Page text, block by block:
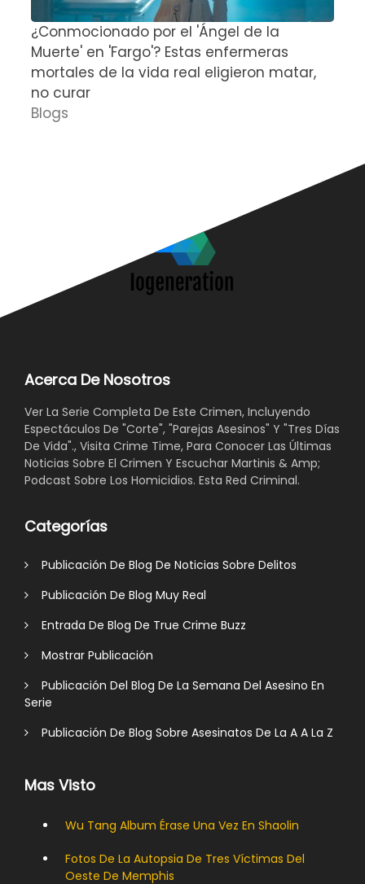
¿Conmocionado por el 'Ángel de la
Muerte' en 'Fargo'? Estas enfermeras
mortales de la vida real eligieron matar,
no curar
Blogs
Acerca De Nosotros
Ver La Serie Completa De Este Crimen, Incluyendo
Espectáculos De "Corte", "Parejas Asesinos" Y "Tres Días
De Vida"., Visita Crime Time, Para Conocer Las Últimas
Noticias Sobre El Crimen Y Escuchar Martinis & Amp;
Podcast Sobre Los Homicidios. Esta Red Criminal.
Categorías
Publicación De Blog De Noticias Sobre Delitos
Publicación De Blog Muy Real
Entrada De Blog De True Crime Buzz
Mostrar Publicación
Publicación Del Blog De La Semana Del Asesino En
Serie
Publicación De Blog Sobre Asesinatos De La A A La Z
Mas Visto
Wu Tang Album Érase Una Vez En Shaolin
Fotos De La Autopsia De Tres Víctimas Del
Oeste De Memphis